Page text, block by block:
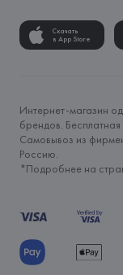
Скачать
в App Store
Интернет-магазин
брендов.
Самовывоз из
Россию.
*Подробнее на